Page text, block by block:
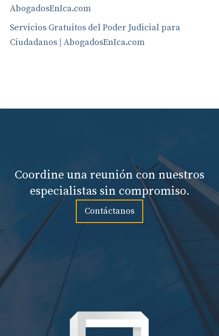
AbogadosEnIca.com
Servicios Gratuitos del Poder Judicial para
Ciudadanos | AbogadosEnIca.com
Coordine una reunión con nuestros
especialistas sin compromiso.
Contáctanos